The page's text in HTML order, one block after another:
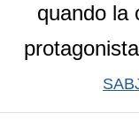
quando la